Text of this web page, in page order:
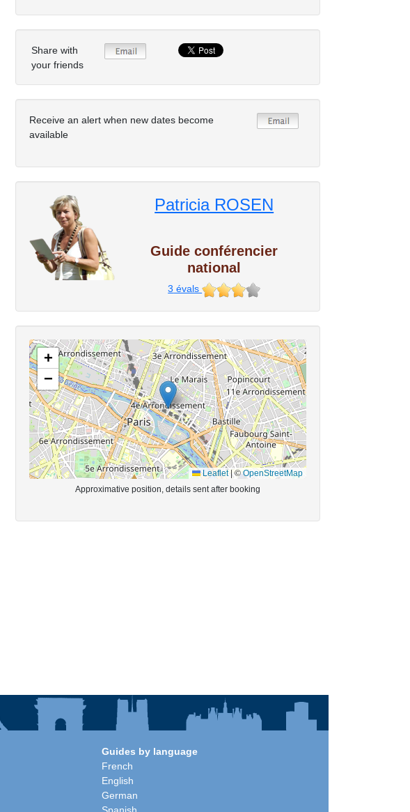
Share with
your friends
Receive an alert when new dates become
available
Patricia ROSEN
Guide conférencier
national
3 évals
+
−
Leaflet ©OpenStreetMap
Approximative position, details sent after booking
Guides by language
French
English
German